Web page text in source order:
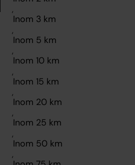
,
,
,
,
,
,
,
,